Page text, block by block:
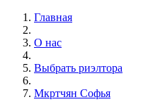
Главная
О нас
Выбрать риэлтора
Мкртчян Софья